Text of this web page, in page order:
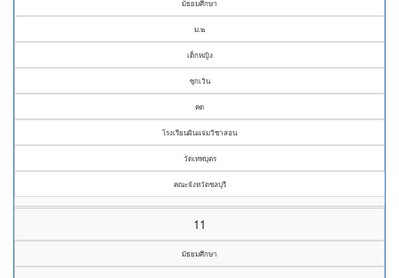
มัธยมศึกษา
ม.๒
เด็กหญิง
ซุกเวิน
คด
โรงเรียนผินแจ่มวิชาสอน
วัดเทพบุตร
คณะจังหวัดชลบุรี
11
มัธยมศึกษา